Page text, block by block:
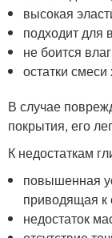
высокая
подходит для
не боится
остатки
В случае
покрытия, его
К недостаткам
повышенная
приводящая
недостаток